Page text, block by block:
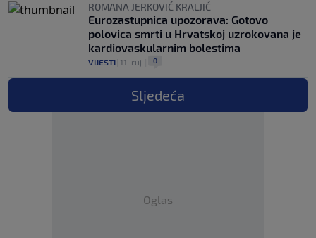
ROMANA JERKOVIĆ KRALJIĆ
Eurozastupnica upozorava: Gotovo
polovica smrti u Hrvatskoj uzrokovana je
kardiovaskularnim bolestima
VIJESTI 11. ruj. 0
Sljedeća
Oglas